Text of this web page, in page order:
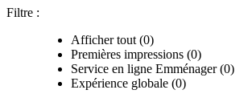
Filtre :
Afficher tout (0)
Premières impressions (0)
Service en ligne Emménager (0)
Expérience globale (0)